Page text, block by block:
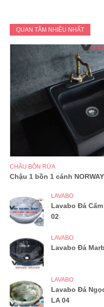
QUAN TÂM NHIỀU NHẤT
CHẬU BỒN RỬA
Chậu 1 bồn 1 cánh
LAVABO
Lavabo Đá
02
LAVABO
Lavabo Đá
LAVABO
Lavabo Đá
LA 04